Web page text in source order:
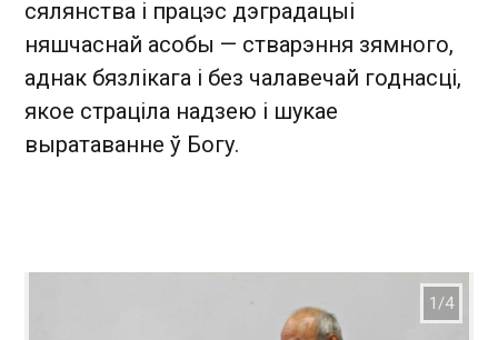
сялянства і працэс дэградацыі
няшчаснай асобы — стварэння зямного,
аднак бязлікага і без чалавечай годнасці,
якое страціла надзею і шукае
выратаванне ў Богу.